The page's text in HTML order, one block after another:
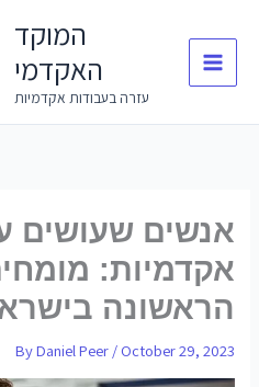
המוקד
האקדמי
עזרה בעבודות אקדמיות
אנשים שעושים
אקדמיות:
הראשונה
ByDaniel Peer / October 29, 2023